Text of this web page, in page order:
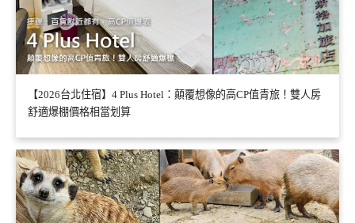
【2026台北住宿】4 Plus Hotel：顛覆想像的高CP值青旅！雙人房
舒適爆棚價格相當划算